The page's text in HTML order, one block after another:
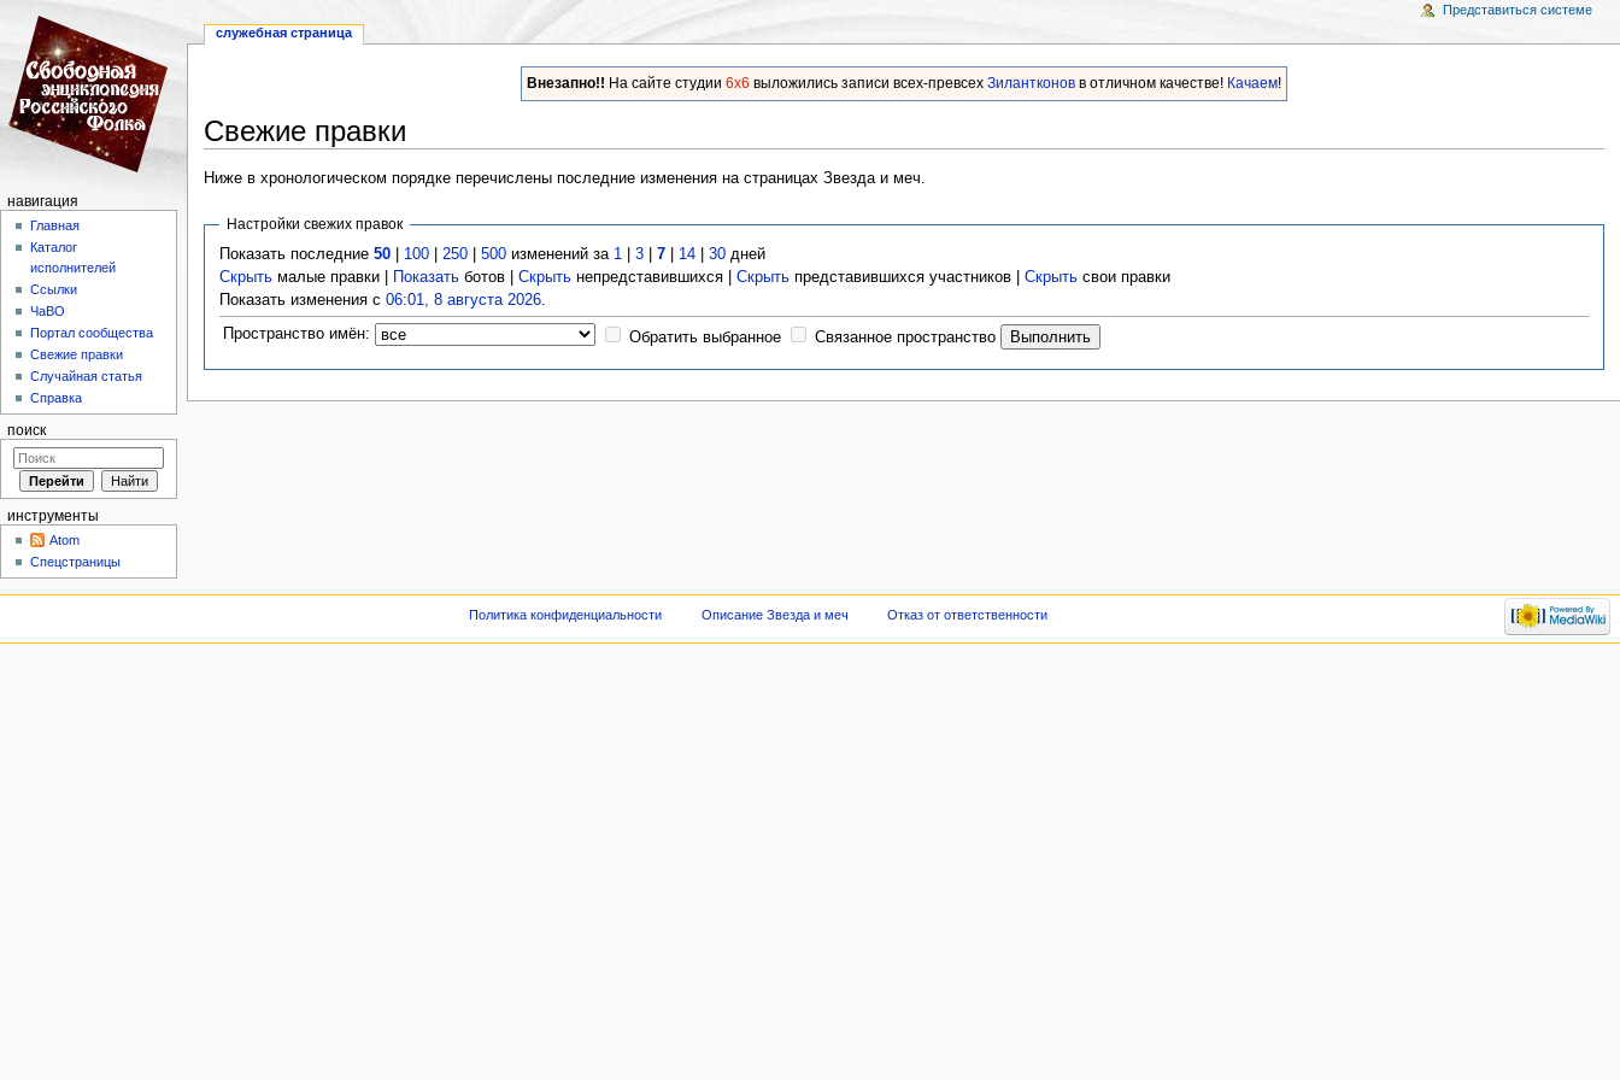
Внезапно!! На сайте студии 6x6 выложились записи всех-превсех Зилантконовв отличном качестве! Качаем!
Свежие правки
Ниже в хронологическом порядке перечислены последние изменения на страницах Звезда и меч.
Настройки свежих правок
Показать последние50 100 |250 |500 изменений за 1 |3 |7 14 |30 дней
Скрыть малые правки | Показать ботов |Скрыть непредставившихся |Скрыть представившихся участников |Скрыть свои правки
Показать изменения с06:01, 8 августа 2026.
Пространство имён: Обратить выбранное Связанное пространство
служебная страница
Представиться системе
навигация
Главная
Каталог
исполнителей
Ссылки
ЧаВО
Портал сообщества
Свежие правки
Случайная статья
Справка
поиск
инструменты
Atom
Спецстраницы
Политика конфиденциальности Описание Звезда и меч Отказ от ответственности